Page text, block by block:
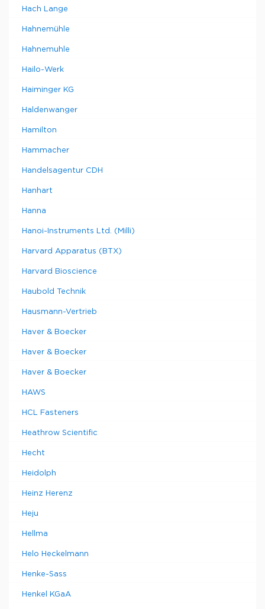
Hach Lange
Hahnemühle
Hahnemuhle
Hailo-Werk
Haiminger KG
Haldenwanger
Hamilton
Hammacher
Handelsagentur CDH
Hanhart
Hanna
Hanoi-Instruments Ltd. (Milli)
Harvard Apparatus (BTX)
Harvard Bioscience
Haubold Technik
Hausmann-Vertrieb
Haver & Boecker
Haver & Boecker
Haver & Boecker
HAWS
HCL Fasteners
Heathrow Scientific
Hecht
Heidolph
Heinz Herenz
Heju
Hellma
Helo Heckelmann
Henke-Sass
Henkel KGaA